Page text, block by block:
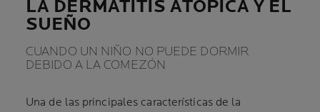
LA DERMATITIS ATÓPICA Y EL
SUEÑO
CUANDO UN NIÑO NO PUEDE DORMIR
DEBIDO A LA COMEZÓN
Una de las principales características de la